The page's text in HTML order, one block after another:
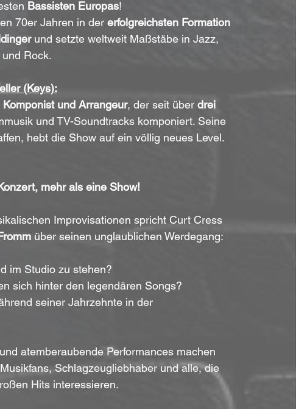
Bassisten Europas!
70er Jahren in der erfolgreichsten Formation
und setzte weltweit Maßstäbe in Jazz,
Rock.
(Keys):
und Arrangeur, der seit über drei
und TV-Soundtracks komponiert. Seine
hebt die Show auf ein völlig neues Level.
mehr als eine Show!
Improvisationen spricht Curt Cress
über seinen unglaublichen Werdegang:
im Studio zu stehen?
sich hinter den legendären Songs?
atemberaubende Performances machen
Schlagzeugliebhaber und alle, die
Hits interessieren.